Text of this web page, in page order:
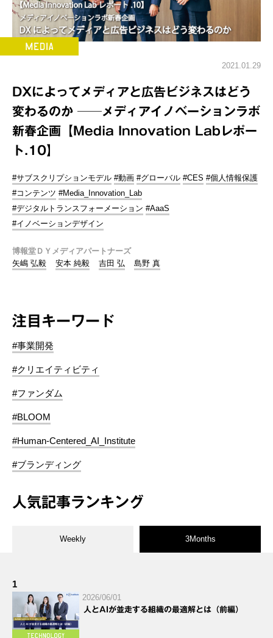
2021.01.29
DXによってメディアと広告ビジネスはどう
変わるのか ──メディアイノベーションラボ
新春企画【Media Innovation Labレポー
ト.10】
#サブスクリプションモデル #動画 #グローバル #CES #個人情報保護
#コンテンツ #Media_Innovation_Lab
#デジタルトランスフォーメーション #AaaS
#イノベーションデザイン
博報堂ＤＹメディアパートナーズ
矢嶋 弘毅
安本 純毅 吉田 弘 島野 真
注目キーワード
#事業開発
#クリエイティビティ
#ファンダム
#BLOOM
#Human-Centered_AI_Institute
#ブランディング
人気記事ランキング
Weekly 3Months
1
2026/06/01
人とAIが並走する組織の最適解とは（前編）